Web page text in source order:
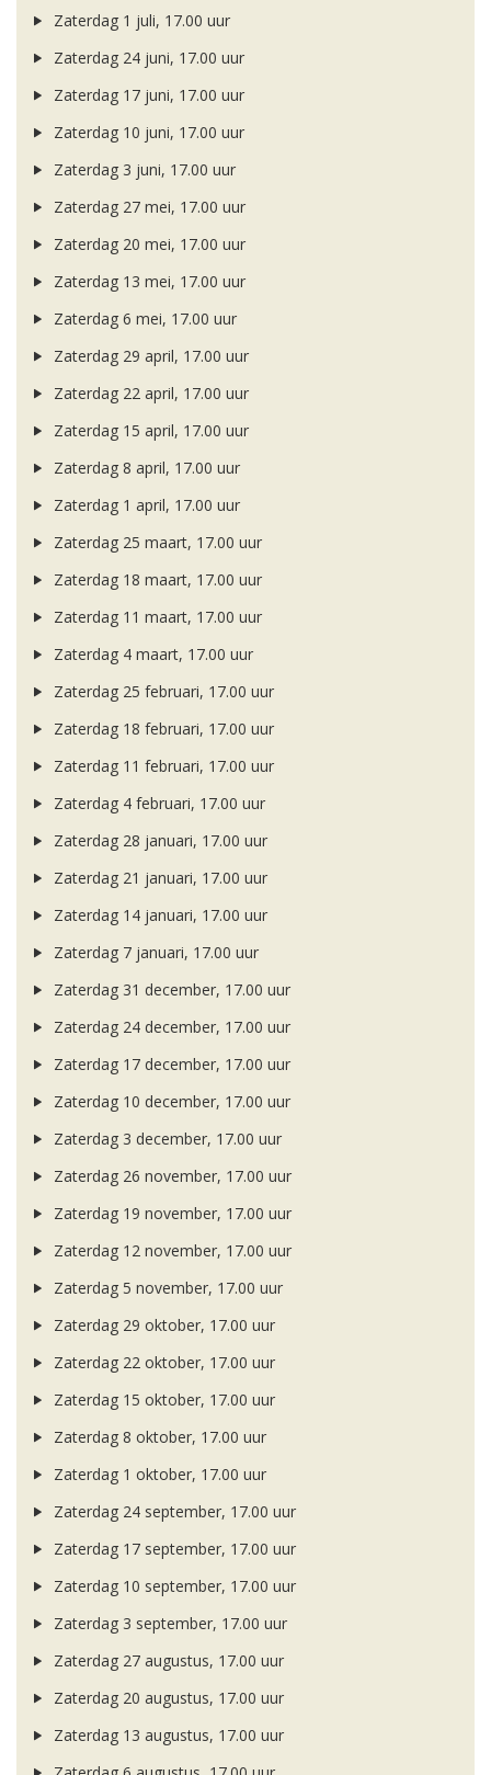
Zaterdag 1 juli, 17.00 uur
Zaterdag 24 juni, 17.00 uur
Zaterdag 17 juni, 17.00 uur
Zaterdag 10 juni, 17.00 uur
Zaterdag 3 juni, 17.00 uur
Zaterdag 27 mei, 17.00 uur
Zaterdag 20 mei, 17.00 uur
Zaterdag 13 mei, 17.00 uur
Zaterdag 6 mei, 17.00 uur
Zaterdag 29 april, 17.00 uur
Zaterdag 22 april, 17.00 uur
Zaterdag 15 april, 17.00 uur
Zaterdag 8 april, 17.00 uur
Zaterdag 1 april, 17.00 uur
Zaterdag 25 maart, 17.00 uur
Zaterdag 18 maart, 17.00 uur
Zaterdag 11 maart, 17.00 uur
Zaterdag 4 maart, 17.00 uur
Zaterdag 25 februari, 17.00 uur
Zaterdag 18 februari, 17.00 uur
Zaterdag 11 februari, 17.00 uur
Zaterdag 4 februari, 17.00 uur
Zaterdag 28 januari, 17.00 uur
Zaterdag 21 januari, 17.00 uur
Zaterdag 14 januari, 17.00 uur
Zaterdag 7 januari, 17.00 uur
Zaterdag 31 december, 17.00 uur
Zaterdag 24 december, 17.00 uur
Zaterdag 17 december, 17.00 uur
Zaterdag 10 december, 17.00 uur
Zaterdag 3 december, 17.00 uur
Zaterdag 26 november, 17.00 uur
Zaterdag 19 november, 17.00 uur
Zaterdag 12 november, 17.00 uur
Zaterdag 5 november, 17.00 uur
Zaterdag 29 oktober, 17.00 uur
Zaterdag 22 oktober, 17.00 uur
Zaterdag 15 oktober, 17.00 uur
Zaterdag 8 oktober, 17.00 uur
Zaterdag 1 oktober, 17.00 uur
Zaterdag 24 september, 17.00 uur
Zaterdag 17 september, 17.00 uur
Zaterdag 10 september, 17.00 uur
Zaterdag 3 september, 17.00 uur
Zaterdag 27 augustus, 17.00 uur
Zaterdag 20 augustus, 17.00 uur
Zaterdag 13 augustus, 17.00 uur